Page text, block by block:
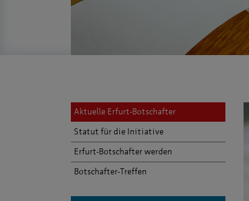
Aktuelle Erfurt-Botschafter
Statut für die Initiative
Erfurt-Botschafter werden
Botschafter-Treffen